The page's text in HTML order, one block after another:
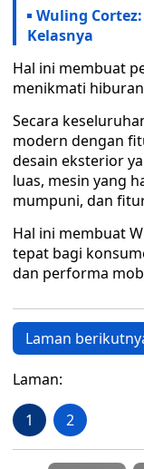
Wuling
Kelasnya
Hal ini membuat
menikmati
Secara
modern dengan
desain eksterior
luas, mesin yang
mumpuni, dan
Hal ini membuat
tepat bagi
dan performa
Laman
Laman:
1 2